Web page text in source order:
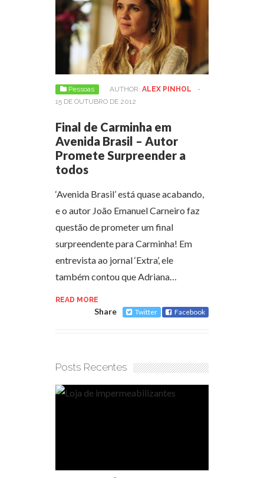
Pessoas AUTHOR: ALEX PINHOL
-
15 DE OUTUBRO DE 2012
Final de Carminha em
Avenida Brasil – Autor
Promete Surpreender a
todos
‘Avenida Brasil’ está quase acabando,
e o autor João Emanuel Carneiro faz
questão de prometer um final
surpreendente para Carminha! Em
entrevista ao jornal ‘Extra’, ele
também contou que Adriana…
READ MORE
Share Twitter Facebook
Posts Recentes